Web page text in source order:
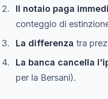
Il notaio paga
conteggio di
La differenza tra
La banca cancella
per la Bersani).